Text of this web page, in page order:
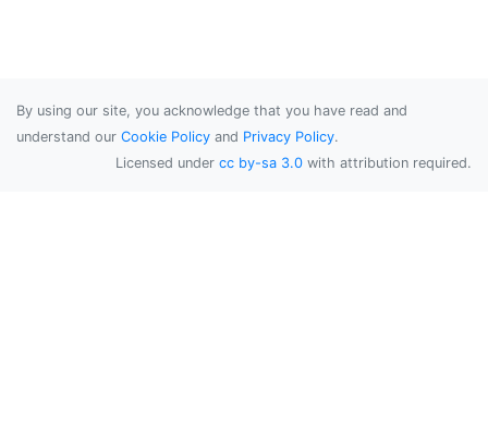
By using our site, you acknowledge that you have read and
understand our Cookie Policy and Privacy Policy.
Licensed under cc by-sa 3.0 with attribution required.